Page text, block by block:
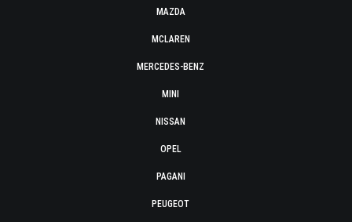
MAZDA
MCLAREN
MERCEDES-BENZ
MINI
NISSAN
OPEL
PAGANI
PEUGEOT